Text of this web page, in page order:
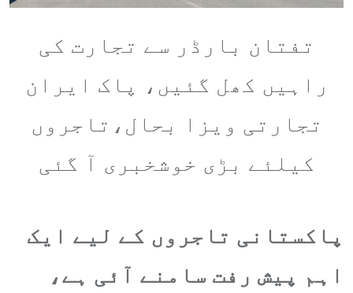
تفتان بارڈر سے تجارت کی
راہیں کھل گئیں، پاک ایران
تجارتی ویزا بحال،تاجروں
کیلئے بڑی خوشخبری آ گئی
پاکستانی تاجروں کے لیے ایک
اہم پیش رفت سامنے آئی ہے،